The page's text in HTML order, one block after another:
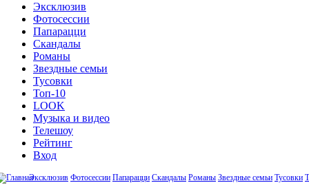
Эксклюзив
Фотосессии
Папарацци
Скандалы
Романы
Звездные семьи
Тусовки
Топ-10
LOOK
Музыка и видео
Телешоу
Рейтинг
Вход
Эксклюзив Фотосессии Папарацци Скандалы Романы Звездные семьи Тусовки